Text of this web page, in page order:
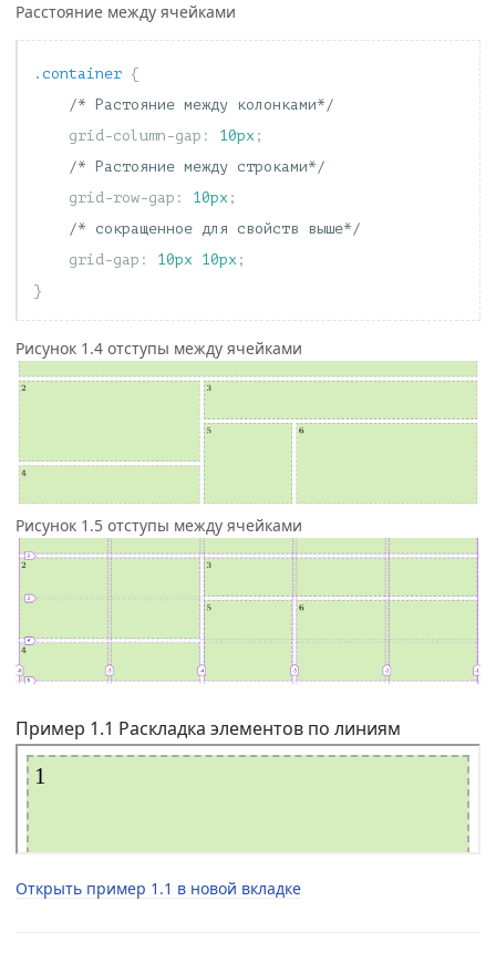
Расстояние между ячейками
.container {
/* Растояние между колонками*/
grid-column-gap : 10px ;
/* Растояние между строками*/
grid-row-gap : 10px ;
/* сокращенное для свойств выше*/
grid-gap : 10px 10px ;
}
Рисунок 1.4 отступы между ячейками
Рисунок 1.5 отступы между ячейками
Пример 1.1 Раскладка элементов по линиям
Открыть пример 1.1 в новой вкладке